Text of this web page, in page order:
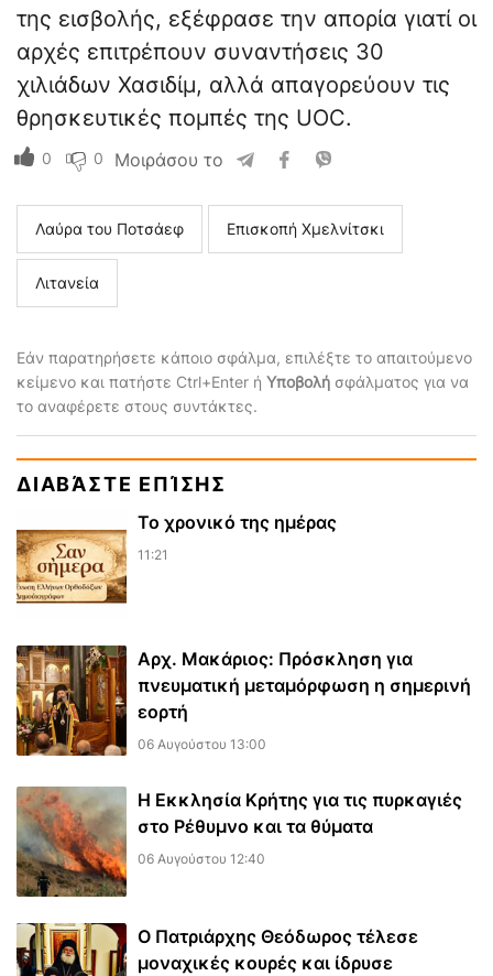
της εισβολής, εξέφρασε την απορία γιατί οι
αρχές επιτρέπουν συναντήσεις 30
χιλιάδων Χασιδίμ, αλλά απαγορεύουν τις
θρησκευτικές πομπές της UOC.
0 0 Μοιράσου το
Λαύρα του Ποτσάεφ Επισκοπή Χμελνίτσκι
Λιτανεία
Εάν παρατηρήσετε κάποιο σφάλμα, επιλέξτε το απαιτούμενο
κείμενο και πατήστε Ctrl+Enter ή Υποβολή σφάλματος για να
το αναφέρετε στους συντάκτες.
ΔΙΑΒΆΣΤΕ ΕΠΊΣΗΣ
Το χρονικό της ημέρας
11:21
Αρχ. Μακάριος: Πρόσκληση για
πνευματική μεταμόρφωση η σημερινή
εορτή
06 Αυγούστου 13:00
Η Εκκλησία Κρήτης για τις πυρκαγιές
στο Ρέθυμνο και τα θύματα
06 Αυγούστου 12:40
Ο Πατριάρχης Θεόδωρος τέλεσε
μοναχικές κουρές και ίδρυσε